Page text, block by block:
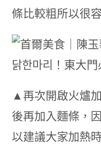
條比較粗所以很
▲再次開啟火爐
後再加入麵條，
以建議大家加熱